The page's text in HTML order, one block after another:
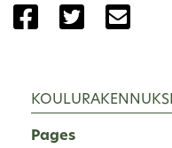
Share the page
Share the
Pages